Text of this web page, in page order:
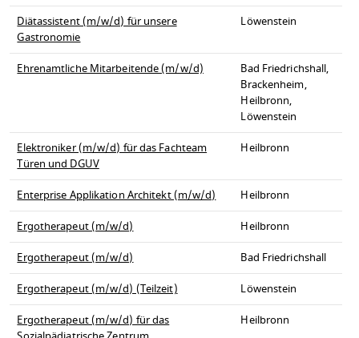
Diätassistent (m/w/d) für unsere
Gastronomie
Löwenstein
Ehrenamtliche Mitarbeitende (m/w/d)
Bad Friedrichshall,
Brackenheim,
Heilbronn,
Löwenstein
Elektroniker (m/w/d) für das Fachteam
Türen und DGUV
Heilbronn
Enterprise Applikation Architekt (m/w/d)
Heilbronn
Ergotherapeut (m/w/d)
Heilbronn
Ergotherapeut (m/w/d)
Bad Friedrichshall
Ergotherapeut (m/w/d) (Teilzeit)
Löwenstein
Ergotherapeut (m/w/d) für das
Heilbronn